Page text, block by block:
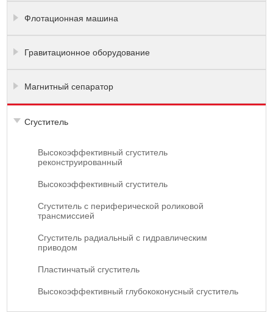
Флотационная машина
Гравитационное оборудование
Магнитный сепаратор
Сгуститель
Высокоэффективный сгуститель
реконструированный
Высокоэффективный сгуститель
Сгуститель с периферической роликовой
трансмиссией
Сгуститель радиальный с гидравлическим
приводом
Пластинчатый сгуститель
Высокоэффективный глубококонусный сгуститель